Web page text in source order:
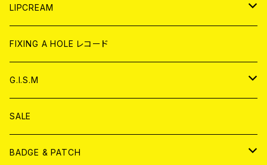
CD
ANALOG
WORLD
CD
ANALOG
JAPAN
CD
ANALOG
WORLD
CD
ANALOG
LIPCREAM
CD
アナログ
DVD
T-shirt & WEAR
FIXING A HOLE レコード
G.I.S.M
CD
ANALOG
SALE
BADGE & PATCH